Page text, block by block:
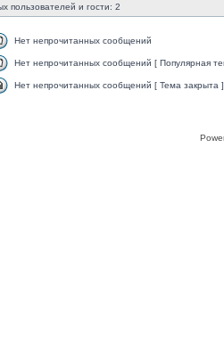
пользователей и гости: 2
Нет непрочитанных сообщений
Нет непрочитанных сообщений [ Популярная
Нет непрочитанных сообщений [ Тема закрыта ]